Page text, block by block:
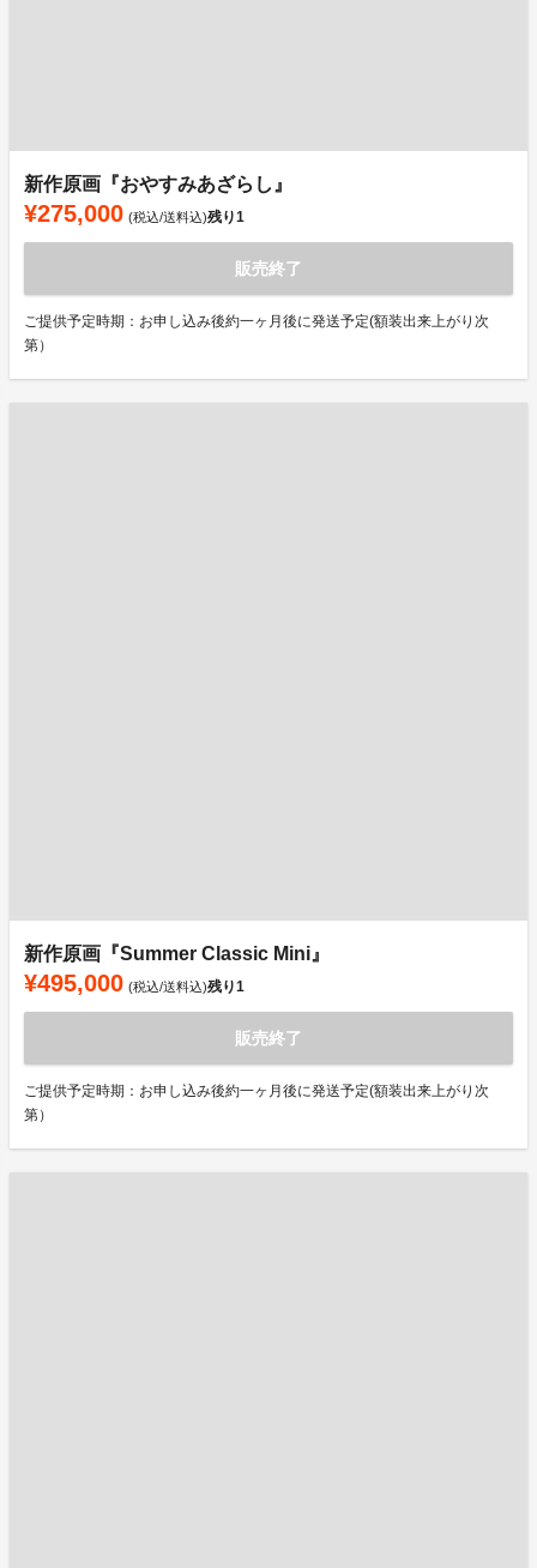
新作原画『おやすみあざらし』
¥275,000 (税込/送料込)残り1
販売終了
ご提供予定時期：お申し込み後約一ヶ月後に発送予定(額装出来上がり次
第）
新作原画『Summer Classic Mini』
¥495,000 (税込/送料込)残り1
販売終了
ご提供予定時期：お申し込み後約一ヶ月後に発送予定(額装出来上がり次
第）